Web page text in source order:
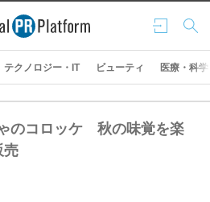
ログ
イン
検索
テクノロジー・IT ビューティ 医療・科学
のコロッケ 秋の味覚を楽
売